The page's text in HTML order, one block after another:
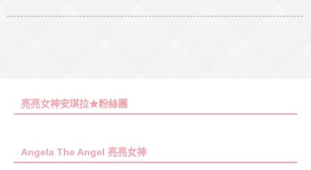
亮亮女神安琪拉★粉絲團
Angela The Angel 亮亮女神